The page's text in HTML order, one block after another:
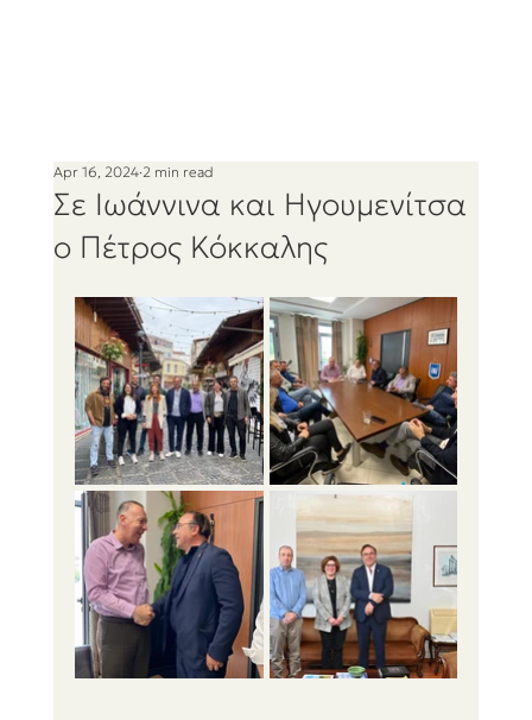
Σε Ιωάννινα και Ηγουμενίτσα
ο Πέτρος Κόκκαλης
Apr 16, 2024 2 min read